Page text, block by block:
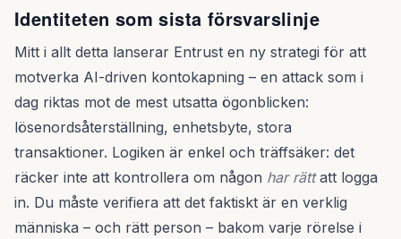
Identiteten som sista försvarslinje
Mitt i allt detta lanserar Entrust en ny strategi för att
motverka AI-driven kontokapning – en attack som i
dag riktas mot de mest utsatta ögonblicken:
lösenordsåterställning, enhetsbyte, stora
transaktioner. Logiken är enkel och träffsäker: det
räcker inte att kontrollera om någon har rättatt logga
in. Du måste verifiera att det faktiskt är en verklig
människa – och rätt person – bakom varje rörelse i